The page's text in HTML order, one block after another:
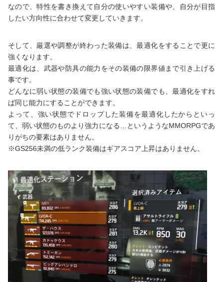
なので、特性を書き換えて自分の使いやすい装備や、自分が目指
したい方向性に合わせて変更していきます。
そして、厳選や調整が終わった装備は、最適化をすることで更に
強くなります。
最適化は、武器や防具の能力をその装備の限界値まで引き上げる
事です。
どんなに弱い状態の装備でも強い状態の装備でも、最適化をすれ
ば同じ能力にすることができます。
よって、強い状態でドロップした装備を最適化したからといっ
て、弱い状態のものより強力になる…というようなMMORPGであ
りがちの要素はありません。
※GS256未満の低ランク装備はギアスコア上昇はありません。